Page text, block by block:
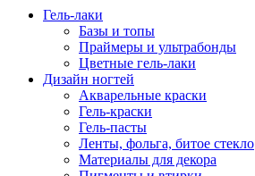
Гель-лаки
Базы и топы
Праймеры и ультрабонды
Цветные гель-лаки
Дизайн ногтей
Акварельные краски
Гель-краски
Гель-пасты
Ленты, фольга, битое стекло
Материалы для декора